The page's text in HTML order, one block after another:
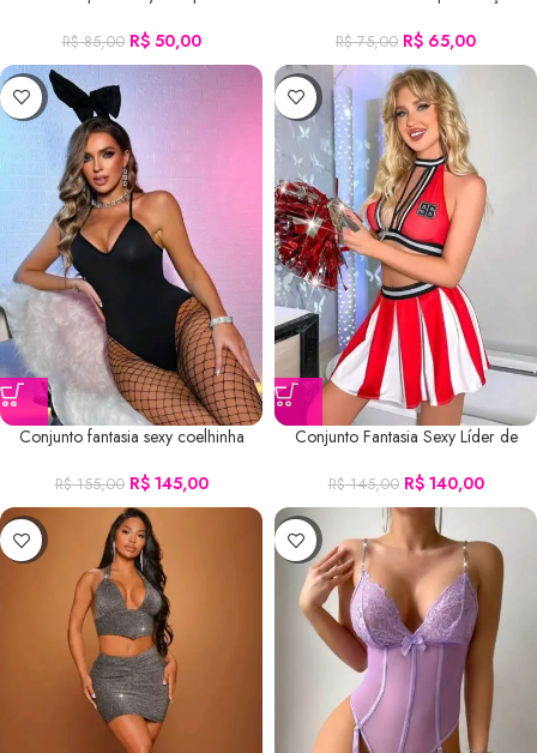
R$85,00 R$50,00 R$75,00 R$ 65,00
-6%
Conjunto fantasia sexy coelhinha
R$155,00 R$145,00
-3%
Conjunto Fantasia Sexy Líder de
R$145,00 R$140,00
-5% -9%